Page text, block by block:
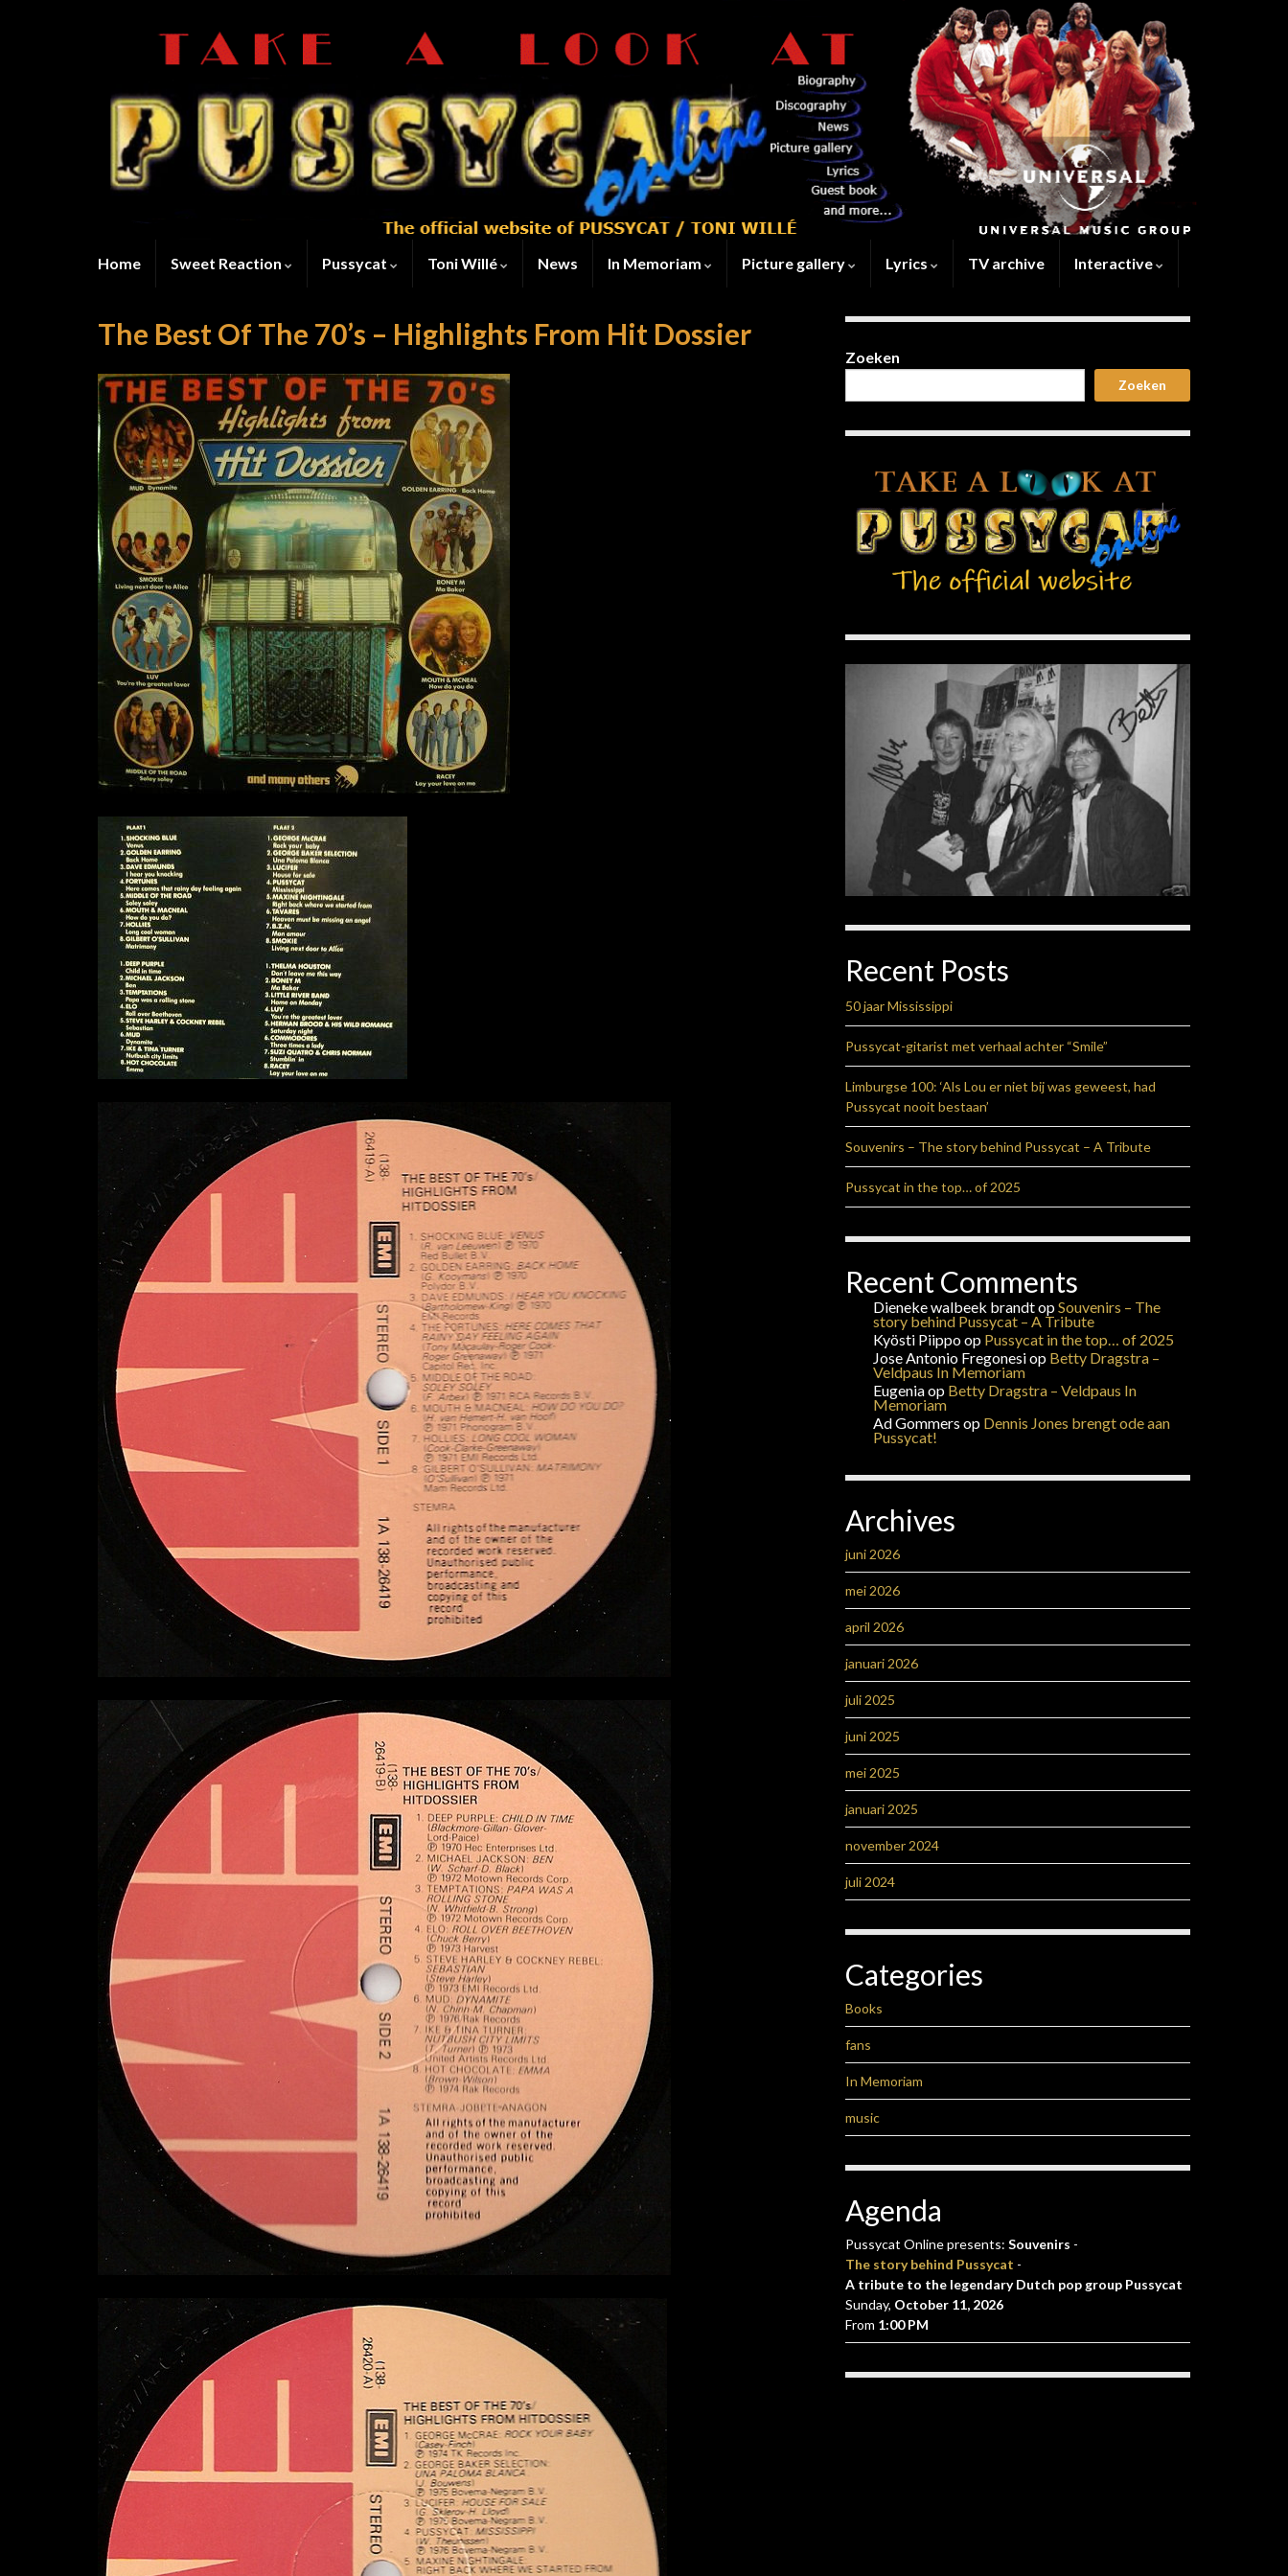
Home Sweet Reaction Pussycat Toni Willé News In Memoriam Picture gallery Lyrics TV archive Interactive
The Best Of The 70’s – Highlights From Hit Dossier
Zoeken
Zoeken
Recent Posts
50 jaar Mississippi
Pussycat-gitarist met verhaal achter “Smile”
Limburgse 100: ‘Als Lou er niet bij was geweest, had
Pussycat nooit bestaan’
Souvenirs – The story behind Pussycat – A Tribute
Pussycat in the top… of 2025
Recent Comments
Dieneke walbeek brandtopSouvenirs – The
story behind Pussycat – A Tribute
Kyösti Piippoop Pussycat in the top… of 2025
Jose Antonio Fregonesiop Betty Dragstra –
Veldpaus In Memoriam
Eugeniaop Betty Dragstra – Veldpaus In
Memoriam
Ad Gommers op Dennis Jones brengt ode aan
Pussycat!
Archives
juni 2026
mei 2026
april 2026
januari 2026
juli 2025
juni 2025
mei 2025
januari 2025
november 2024
juli 2024
Categories
Books
fans
In Memoriam
music
Agenda
Pussycat Online presents: Souvenirs -
The story behind Pussycat -
A tribute to the legendary Dutch pop group Pussycat
Sunday, October 11, 2026
From 1:00 PM